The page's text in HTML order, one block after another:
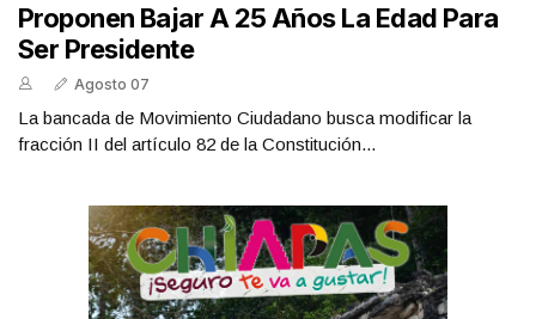
Proponen Bajar A 25 Años La Edad Para
Ser Presidente
Agosto 07
La bancada de Movimiento Ciudadano busca modificar la
fracción II del artículo 82 de la Constitución...